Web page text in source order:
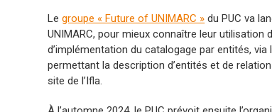
Legroupe « Future of UNIMARC » du PUC va
UNIMARC, pour mieux connaître leur
d’implémentation du catalogage par entités,
permettant la description d’entités et de
site de l’Ifla.